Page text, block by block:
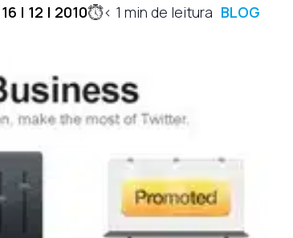
16 | 12 | 2010 < 1 min de leitura BLOG